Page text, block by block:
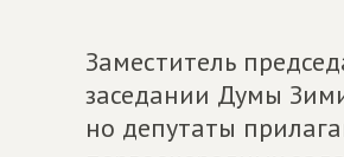
Заместитель
заседании Думы
но депутаты